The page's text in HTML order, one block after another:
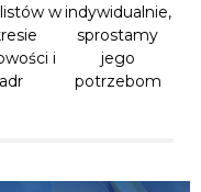
w
i
indywidualnie,
sprostamy
jego
potrzebom